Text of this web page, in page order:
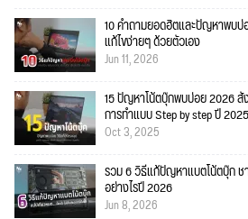
10 คำถามยอดฮิตและปัญหาพบ
แก้ไขง่ายๆ ด้วยตัวเอง
Jun 11, 2026
15 ปัญหาโน้ตบุ๊กพบบ่อย 2026 สั
การทำแบบ Step by step ปี 2025
Oct 3, 2025
รวม 6 วิธีแก้ปัญหาแบตโน้ตบุ๊ก ช
อย่างไรปี 2026
Jun 8, 2026